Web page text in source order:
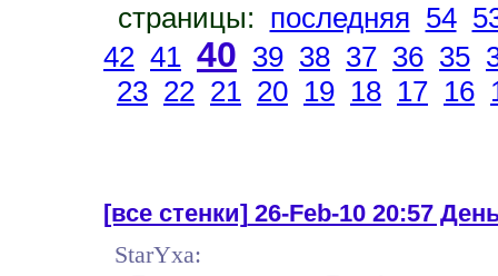
страницы: последняя 54
42 41 40 39 38 37 36 35
23 22 21 20 19 18 17 16
[все стенки]26-Feb-10 20:57
StarYxa: